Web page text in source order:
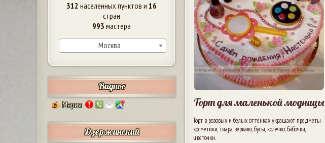
312 населенных пунктов и16
стран
993 мастера
Москва
Видное
5 Мария
Дзержинский
Торт для маленькой модницы
Торт в розовых и белых оттенках украшают предметы
косметики, тиара, зеркало, бусы, колечко, бабочки,
цветочки.